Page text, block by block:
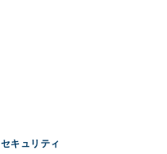
セキュリティ